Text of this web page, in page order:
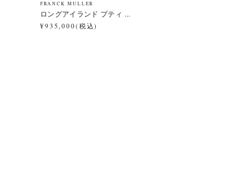
FRANCK MULLER
ロングアイランド プティ ...
¥935,000(税込)